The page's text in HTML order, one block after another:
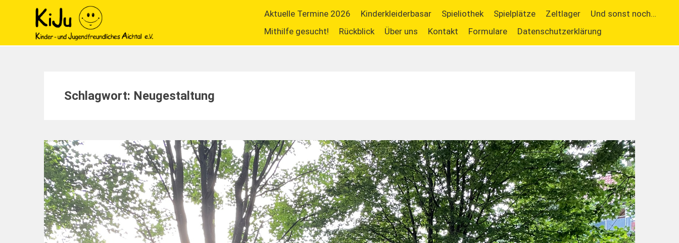
Aktuelle Termine 2026 Kinderkleiderbasar Spieliothek Spielplätze Zeltlager
Und sonst noch…
Mithilfe gesucht!
Rückblick Über uns Kontakt Formulare Datenschutzerklärung
Schlagwort: Neugestaltung